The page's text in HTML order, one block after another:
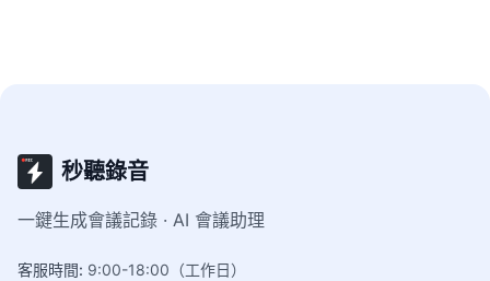
秒聽錄音
一鍵生成會議記錄 · AI 會議助理
客服時間: 9:00-18:00（工作日）